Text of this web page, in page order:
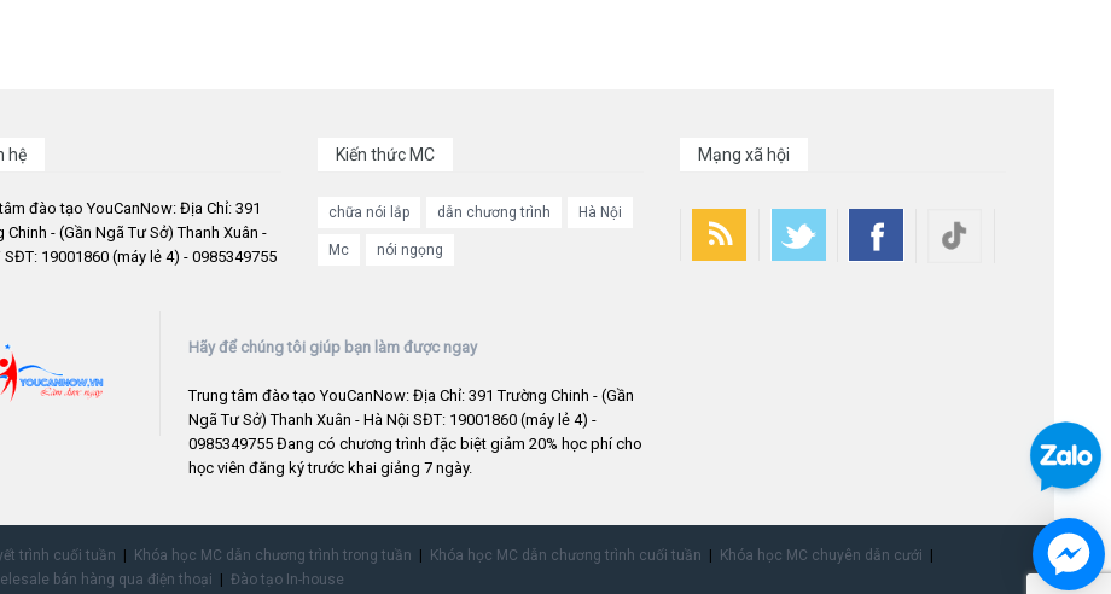
hệ
đào tạo YouCanNow: Địa Chỉ: 391
Chinh - (Gần Ngã Tư Sở) Thanh Xuân -
SĐT: 19001860 (máy lẻ 4) - 0985349755
Kiến thức MC
chữa nói lắp dẫn chương trình Hà Nội
Mc nói ngọng
Mạng xã hội
Hãy để chúng tôi giúp bạn làm được ngay
Trung tâm đào tạo YouCanNow: Địa Chỉ: 391 Trường Chinh - (Gần
Ngã Tư Sở) Thanh Xuân - Hà Nội SĐT: 19001860 (máy lẻ 4) -
0985349755 Đang có chương trình đặc biệt giảm 20% học phí cho
học viên đăng ký trước khai giảng 7 ngày.
trình cuối tuần Khóa học MC dẫn chương trình trong tuần Khóa học MC dẫn chương trình cuối tuần
Khóa học MC chuyên dẫn cưới
bán hàng qua điện thoại Đào tạo In-house